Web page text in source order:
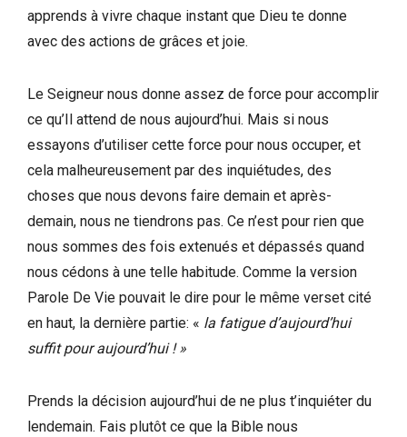
apprends à vivre chaque instant que Dieu te donne
avec des actions de grâces et joie.
Le Seigneur nous donne assez de force pour accomplir
ce qu’Il attend de nous aujourd’hui. Mais si nous
essayons d’utiliser cette force pour nous occuper, et
cela malheureusement par des inquiétudes, des
choses que nous devons faire demain et après-
demain, nous ne tiendrons pas. Ce n’est pour rien que
nous sommes des fois extenués et dépassés quand
nous cédons à une telle habitude. Comme la version
Parole De Vie pouvait le dire pour le même verset cité
en haut, la dernière partie: « la fatigue d’aujourd’hui
suffit pour aujourd’hui ! »
Prends la décision aujourd’hui de ne plus t’inquiéter du
lendemain. Fais plutôt ce que la Bible nous